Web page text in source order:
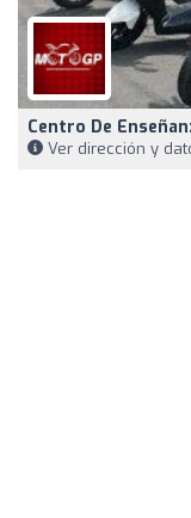
Centro De
Ver dirección y